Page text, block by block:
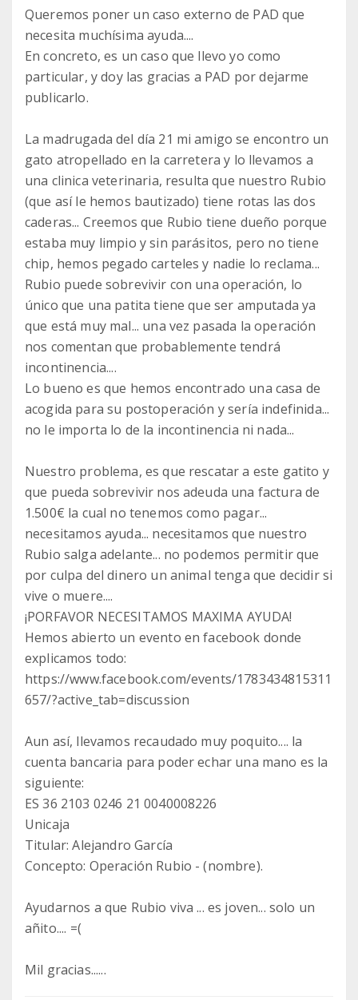
Queremos poner un caso externo de PAD que
necesita muchísima ayuda....
En concreto, es un caso que llevo yo como
particular, y doy las gracias a PAD por dejarme
publicarlo.
La madrugada del día 21 mi amigo se encontro un
gato atropellado en la carretera y lo llevamos a
una clinica veterinaria, resulta que nuestro Rubio
(que así le hemos bautizado) tiene rotas las dos
caderas... Creemos que Rubio tiene dueño porque
estaba muy limpio y sin parásitos, pero no tiene
chip, hemos pegado carteles y nadie lo reclama...
Rubio puede sobrevivir con una operación, lo
único que una patita tiene que ser amputada ya
que está muy mal... una vez pasada la operación
nos comentan que probablemente tendrá
incontinencia....
Lo bueno es que hemos encontrado una casa de
acogida para su postoperación y sería indefinida...
no le importa lo de la incontinencia ni nada...
Nuestro problema, es que rescatar a este gatito y
que pueda sobrevivir nos adeuda una factura de
1.500€ la cual no tenemos como pagar...
necesitamos ayuda... necesitamos que nuestro
Rubio salga adelante... no podemos permitir que
por culpa del dinero un animal tenga que decidir si
vive o muere....
¡PORFAVOR NECESITAMOS MAXIMA AYUDA!
Hemos abierto un evento en facebook donde
explicamos todo:
https://www.facebook.com/events/1783434815311
657/?active_tab=discussion
Aun así, llevamos recaudado muy poquito.... la
cuenta bancaria para poder echar una mano es la
siguiente:
ES 36 2103 0246 21 0040008226
Unicaja
Titular: Alejandro García
Concepto: Operación Rubio - (nombre).
Ayudarnos a que Rubio viva ... es joven... solo un
añito.... =(
Mil gracias......